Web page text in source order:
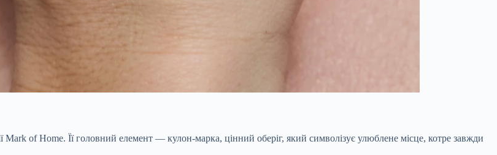
of Home. Її головний елемент — кулон-марка, цінний оберіг, який символізує улюблене місце, котре завжди